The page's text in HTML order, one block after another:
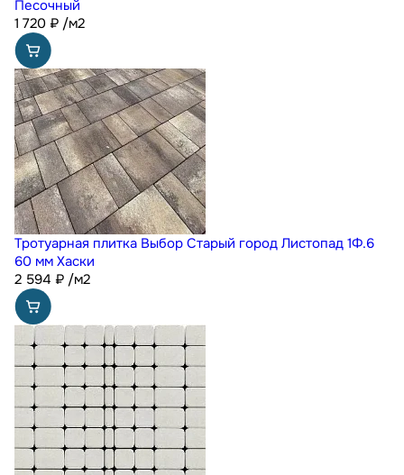
Песочный
1 720 ₽ /м2
Тротуарная плитка Выбор Старый город Листопад 1Ф.6
60 мм Хаски
2 594 ₽ /м2